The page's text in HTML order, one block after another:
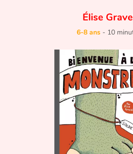
Bibliothèque
Contes d'ici et d'ailleurs
Fable, mythe, littérature et poésie
Élise
6-8 ans- 10